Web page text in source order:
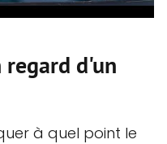
d'un
à quel point le